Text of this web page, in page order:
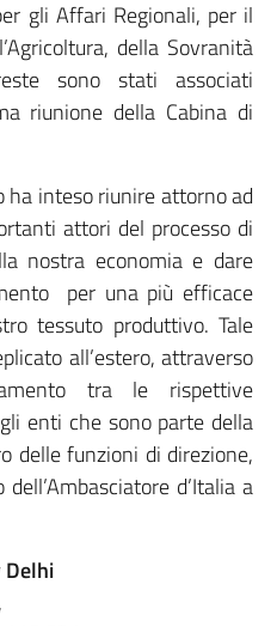
gli Affari Regionali, per il
della Sovranità
sono stati associati
riunione della Cabina di
ha inteso riunire attorno ad
attori del processo di
nostra economia e dare
per una più efficace
tessuto produttivo. Tale
all’estero, attraverso
tra le rispettive
enti che sono parte della
delle funzioni di direzione,
d’Italia a
Delhi